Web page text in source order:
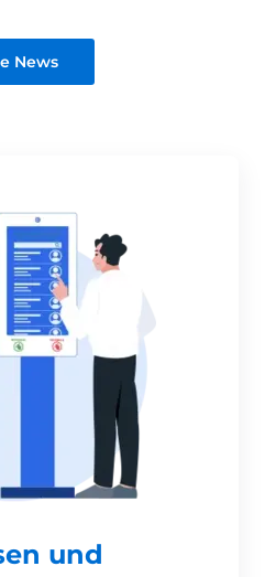
News
und